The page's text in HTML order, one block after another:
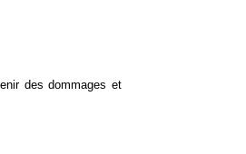
des dommages et